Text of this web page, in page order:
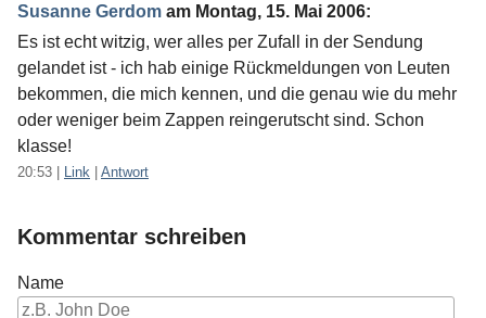
Susanne Gerdom am Montag, 15. Mai 2006:
Es ist echt witzig, wer alles per Zufall in der Sendung
gelandet ist - ich hab einige Rückmeldungen von Leuten
bekommen, die mich kennen, und die genau wie du mehr
oder weniger beim Zappen reingerutscht sind. Schon
klasse!
20:53 Link Antwort
Kommentar schreiben
Name